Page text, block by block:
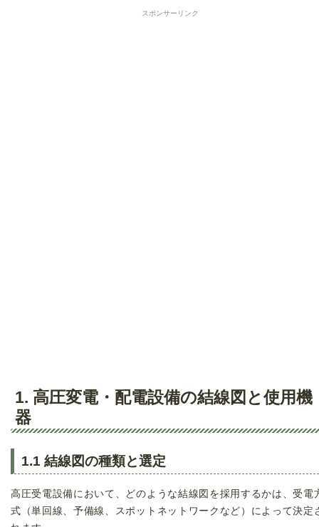
スポンサーリンク
1. 高圧変電・配電設備の結線図と使用機
器
1.1 結線図の種類と選定
高圧受電設備において、どのような結線図を採用するかは、受電
式（単回線、予備線、スポットネットワークなど）によって決定